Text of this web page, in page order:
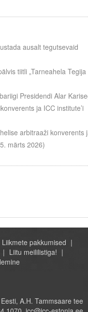
ausalt tegutsevaid
tiitli „Tarneahela Tegija
Presidendi Alar
ja ICC institute’i
arbitraaži konverents
märts 2026)
Liikmete pakkumised
Liitu meililistiga!
A.H. Tammsaare tee